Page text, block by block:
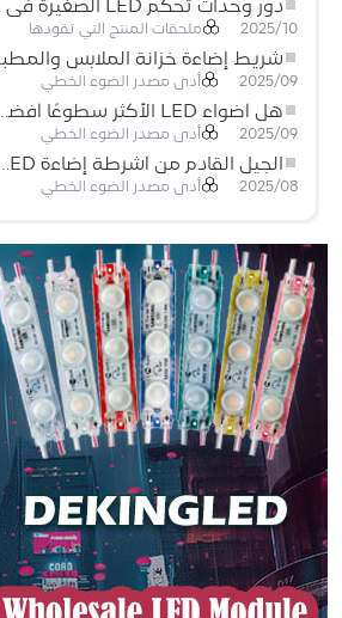
دور وحدات تحكم LED الصغيرة في مشاريع إضاءة شريط LED
2025/10 ملحقات المنتج التي تقودها
شريط إضاءة خزانة الملابس والمطبخ: شريط COB LED اللمسي الذي يعيد تعريف الإضاءة المنزلية والتجارية
2025/09 أدى مصدر الضوء الخطي
هل أضواء LED الأكثر سطوعًا أفضل؟
2025/09 أدى مصدر الضوء الخطي
الجيل القادم من أشرطة إضاءة LED: قابلة للقطع بحرية لإمكانيات غير محدودة
2025/08 أدى مصدر الضوء الخطي